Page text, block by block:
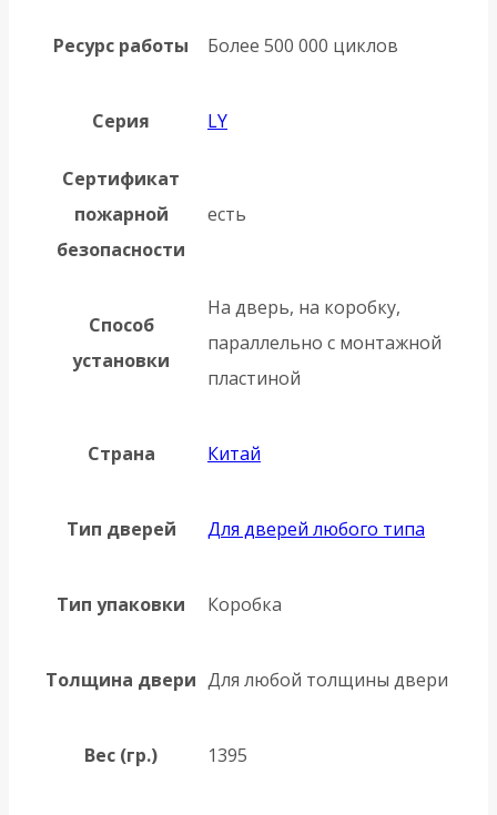
Ресурс работы Более 500 000 циклов
Серия LY
Сертификат
пожарной
безопасности
есть
Способ
установки
На дверь, на коробку,
параллельно с монтажной
пластиной
Страна Китай
Тип дверей Для дверей любого типа
Тип упаковки Коробка
Толщина двери Для любой толщины двери
Вес (гр.) 1395